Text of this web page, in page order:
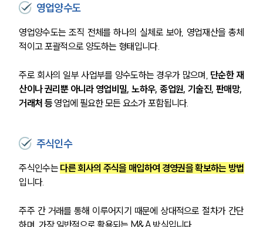
영업양수도
영업양수도는 조직 전체를 하나의 실체로 보아, 영업재산을 총체
적이고 포괄적으로 양도하는 형태입니다.
주로 회사의 일부 사업부를 양수도하는 경우가 많으며, 단순한 재
산이나 권리뿐 아니라 영업비밀, 노하우, 종업원, 기술진, 판매망,
거래처 등 영업에 필요한 모든 요소가 포함됩니다.
주식인수
주식인수는 다른 회사의 주식을 매입하여 경영권을 확보하는 방법
입니다.
주주 간 거래를 통해 이루어지기 때문에 상대적으로 절차가 간단
하며, 가장 일반적으로 활용되는 M&A 방식입니다.